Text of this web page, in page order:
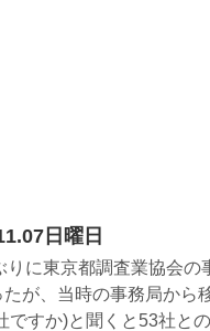
日曜日
に東京都調査業協会の
が、当時の事務局から
ですか)と聞くと53社と